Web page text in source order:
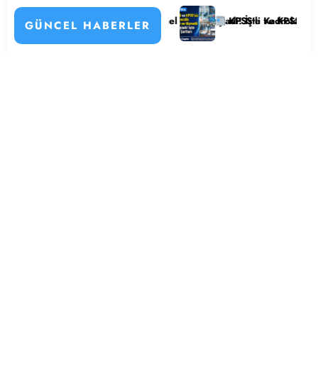
GÜNCEL HABERLER
Alımı Başladı! İşte Kadrolar, Şartlar ve Başvuru Ekranı
KPSS’li ve KPSS’siz 4.397 Temizlik Görevlisi ve